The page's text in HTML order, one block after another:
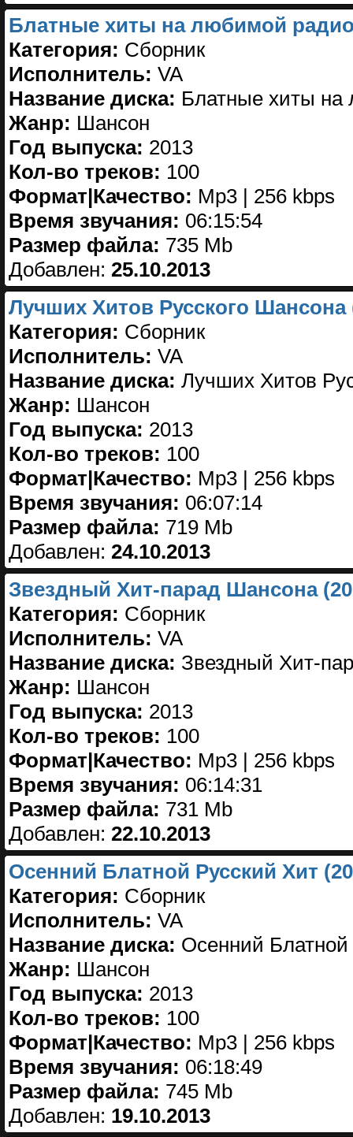
Блатные хиты на любимой
Категория: Сборник
Исполнитель: VA
Название диска: Блатные хиты на
Жанр: Шансон
Год выпуска: 2013
Кол-во треков: 100
Формат|Качество: Mp3 | 256 kbps
Время звучания: 06:15:54
Размер файла: 735 Mb
Добавлен: 25.10.2013
Лучшиx Хитов Русского Шансона
Категория: Сборник
Исполнитель: VA
Название диска: Лучшиx Хитов
Жанр: Шансон
Год выпуска: 2013
Кол-во треков: 100
Формат|Качество: Mp3 | 256 kbps
Время звучания: 06:07:14
Размер файла: 719 Mb
Добавлен: 24.10.2013
Звездный Хит-парад Шансона
Категория: Сборник
Исполнитель: VA
Название диска: Звездный Хит-
Жанр: Шансон
Год выпуска: 2013
Кол-во треков: 100
Формат|Качество: Mp3 | 256 kbps
Время звучания: 06:14:31
Размер файла: 731 Mb
Добавлен: 22.10.2013
Осенний Блатной Русский Хит
Категория: Сборник
Исполнитель: VA
Название диска: Осенний
Жанр: Шансон
Год выпуска: 2013
Кол-во треков: 100
Формат|Качество: Mp3 | 256 kbps
Время звучания: 06:18:49
Размер файла: 745 Mb
Добавлен: 19.10.2013